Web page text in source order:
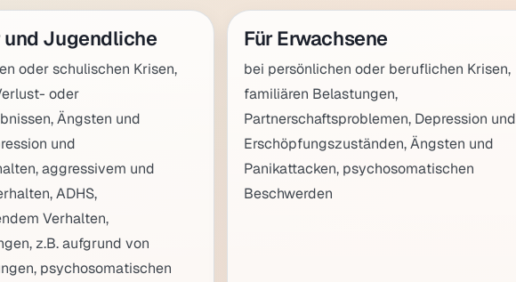
und Jugendliche
oder schulischen Krisen,
oder
Ängsten und
und
aggressivem und
ADHS,
Verhalten,
z.B. aufgrund von
psychosomatischen
Für Erwachsene
bei persönlichen oder beruflichen Krisen,
familiären Belastungen,
Partnerschaftsproblemen, Depression und
Erschöpfungszuständen, Ängsten und
Panikattacken, psychosomatischen
Beschwerden